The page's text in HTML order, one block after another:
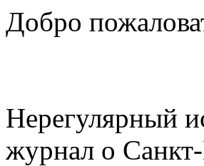
Добро
Нерегулярный
журнал о